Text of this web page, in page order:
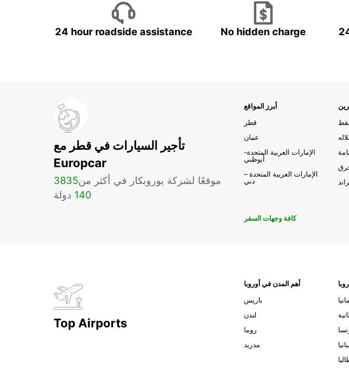
24 hour roadside assistance No hidden charge
تأجير السيارات في قطر مع
Europcar
3835موقعًا لشركة يوروبكار في أكثر من
140 دولة
أبرز المواقع
قطر
عمان
الإمارات العربية المتحدة-
أبوظبي
الإمارات العربية المتحدة –
دبي
كافة وجهات السفر
Top Airports
أهم المدن في أوروبا
باريس
لندن
روما
مدريد